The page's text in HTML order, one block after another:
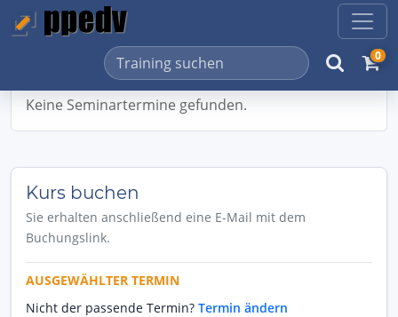
0
Keine Seminartermine gefunden.
Kurs buchen
Sie erhalten anschließend eine E-Mail mit dem
Buchungslink.
AUSGEWÄHLTER TERMIN
Nicht der passende Termin? Termin ändern